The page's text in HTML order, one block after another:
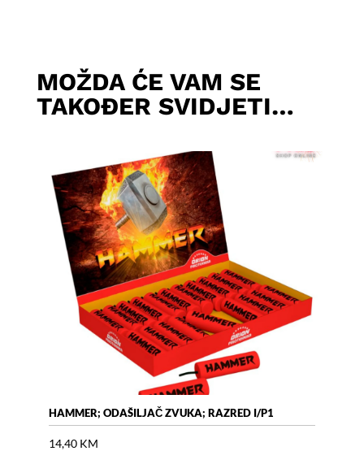
MOŽDA ĆE VAM SE
TAKOĐER SVIDJETI…
HAMMER; ODAŠILJAČ ZVUKA; RAZRED I/P1
14,40 KM